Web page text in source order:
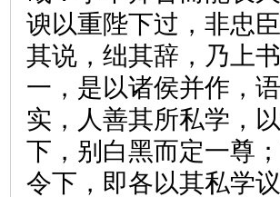
谀以重陛下过，非忠
其说，绌其辞，乃上
一，是以诸侯并作，
实，人善其所私学，
下，别白黑而定一尊
令下，即各以其私学